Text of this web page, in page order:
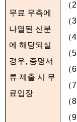
무료 우측에
나열된 신분
에 해당되실
경우, 증명서
류 제출 시 무
료입장
（2
（3
（4
（5
（6
（7
（8
（9